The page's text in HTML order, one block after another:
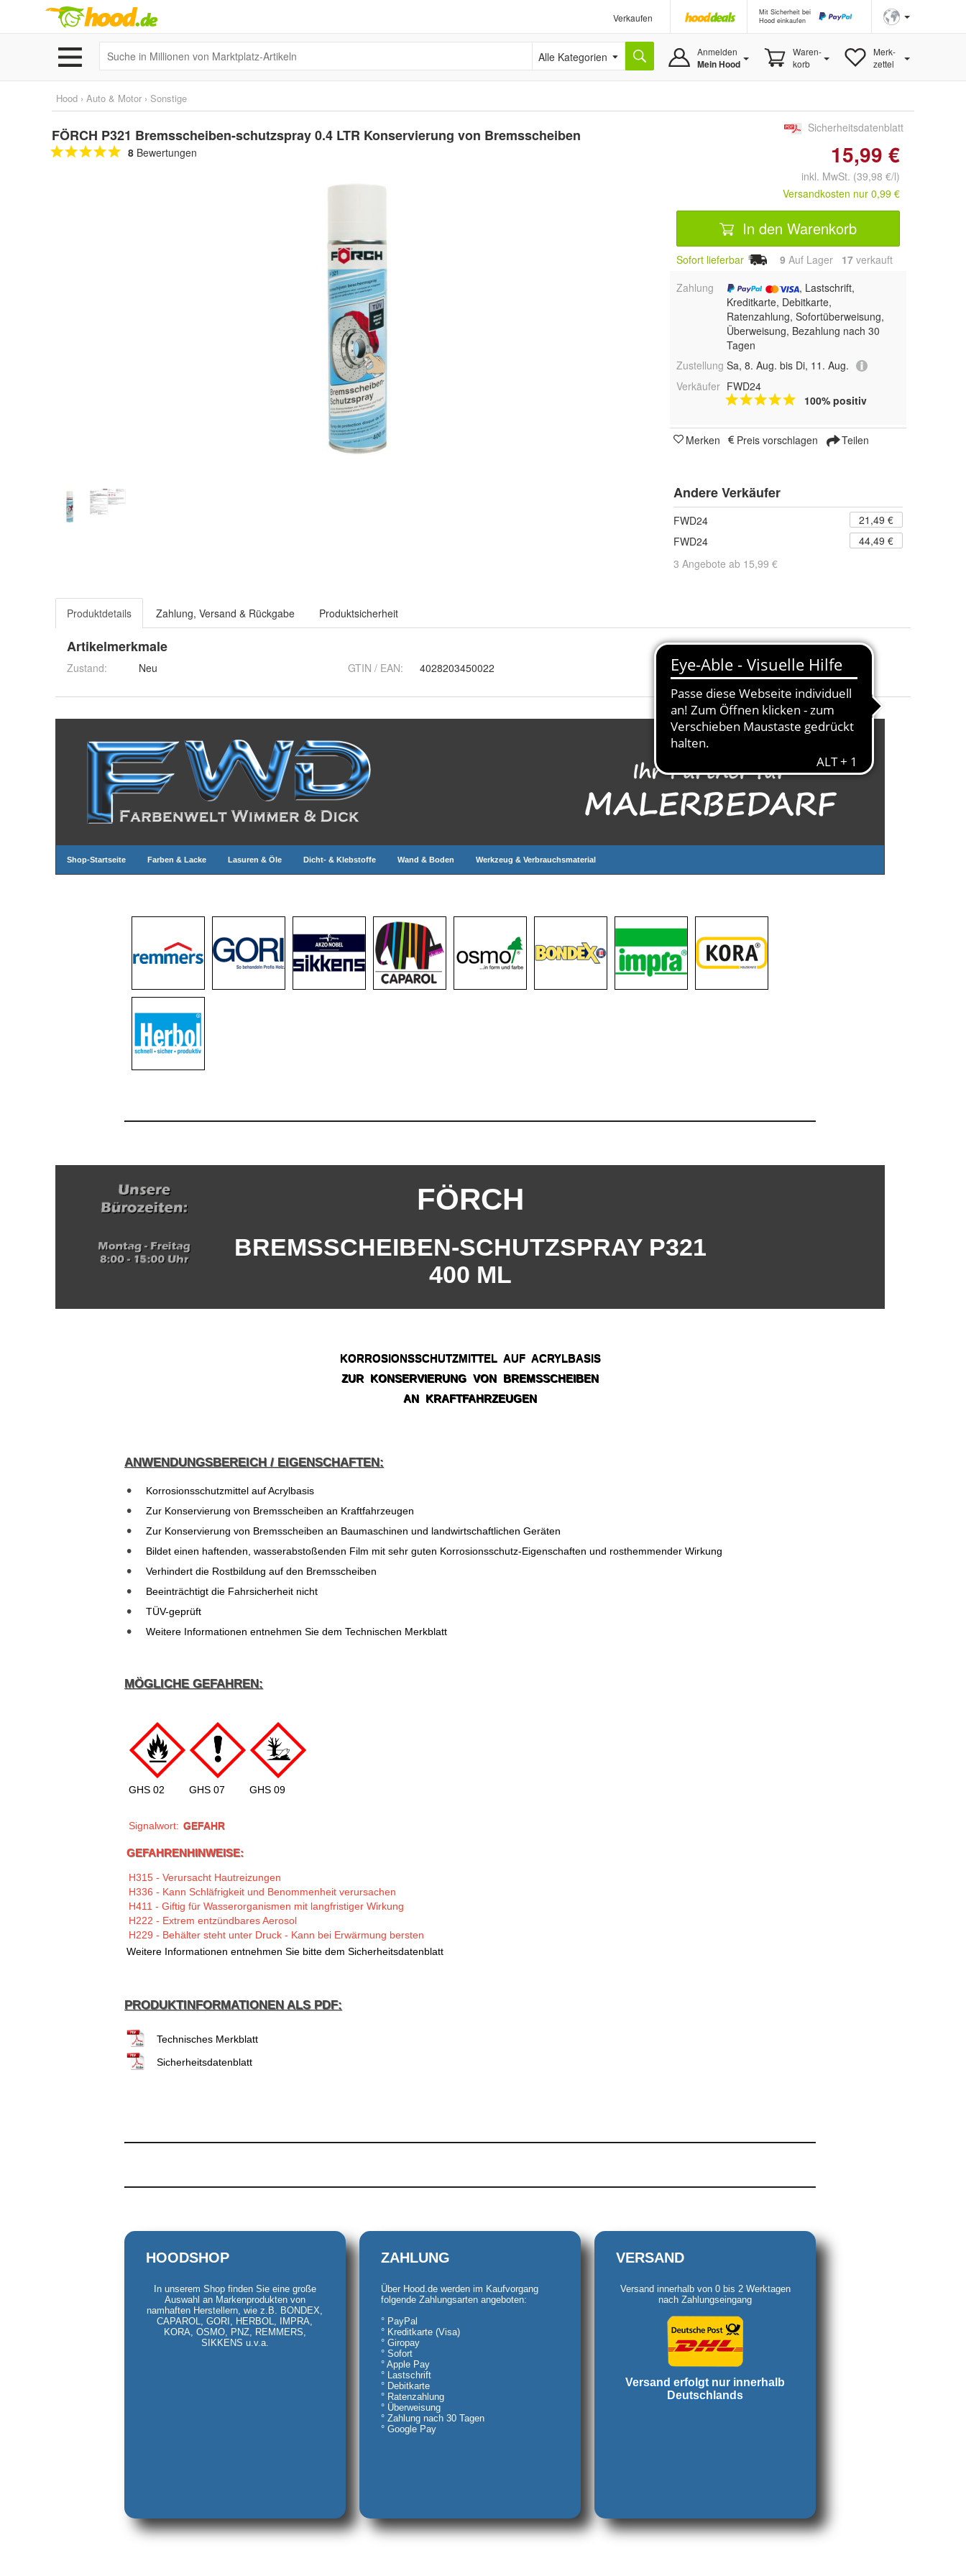
Verkaufen
Mit Sicherheit bei
Hood einkaufen
Alle Kategorien Anmelden
Mein Hood
Waren-
korb
Merk-
zettel
Hood › Auto & Motor › Sonstige
FÖRCH P321 Bremsscheiben-schutzspray 0.4 LTR Konservierung von Bremsscheiben
8 Bewertungen
Sicherheitsdatenblatt
15,99 €
inkl. MwSt. (39,98 €/l)
Versandkosten nur 0,99 €
In den Warenkorb
Sofort lieferbar 9 Auf Lager 17 verkauft
Zahlung
, Lastschrift,
Kreditkarte, Debitkarte,
Ratenzahlung, Sofortüberweisung,
Überweisung, Bezahlung nach 30
Tagen
Zustellung Sa, 8. Aug. bis Di, 11. Aug.
Verkäufer FWD24
100% positiv
Merken Preis vorschlagen Teilen
Andere Verkäufer
FWD24
21,49 €
FWD24
44,49 €
3 Angebote ab 15,99 €
Produktdetails Zahlung, Versand & Rückgabe Produktsicherheit
Artikelmerkmale
Zustand: Neu GTIN / EAN: 4028203450022